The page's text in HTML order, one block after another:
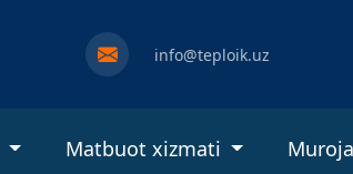
info@teploik.uz
Matbuot xizmati